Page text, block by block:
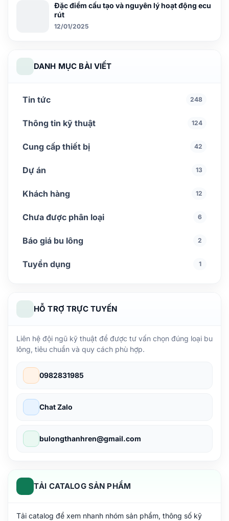
Đặc điểm cấu tạo và nguyên lý hoạt động ecu
rút
12/01/2025
DANH MỤC BÀI VIẾT
Tin tức 248
Thông tin kỹ thuật 124
Cung cấp thiết bị 42
Dự án 13
Khách hàng 12
Chưa được phân loại 6
Báo giá bu lông 2
Tuyển dụng 1
HỖ TRỢ TRỰC TUYẾN
Liên hệ đội ngũ kỹ thuật để được tư vấn chọn đúng loại bu
lông, tiêu chuẩn và quy cách phù hợp.
0982831985
Chat Zalo
bulongthanhren@gmail.com
TẢI CATALOG SẢN PHẨM
Tải catalog để xem nhanh nhóm sản phẩm, thông số kỹ